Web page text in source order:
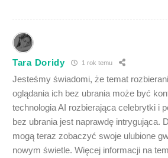
Tara Doridy 1 rok temu
Jesteśmy świadomi, że temat
oglądania ich bez ubrania może być
technologia AI rozbierająca celebrytki i
bez ubrania jest naprawdę intrygująca.
mogą teraz zobaczyć swoje ulubione
nowym świetle. Więcej informacji na